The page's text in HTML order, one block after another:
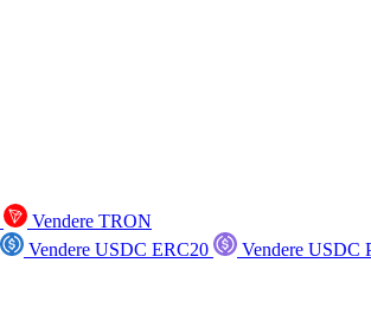
Vendere TRON
Vendere USDC ERC20
Vendere USDC